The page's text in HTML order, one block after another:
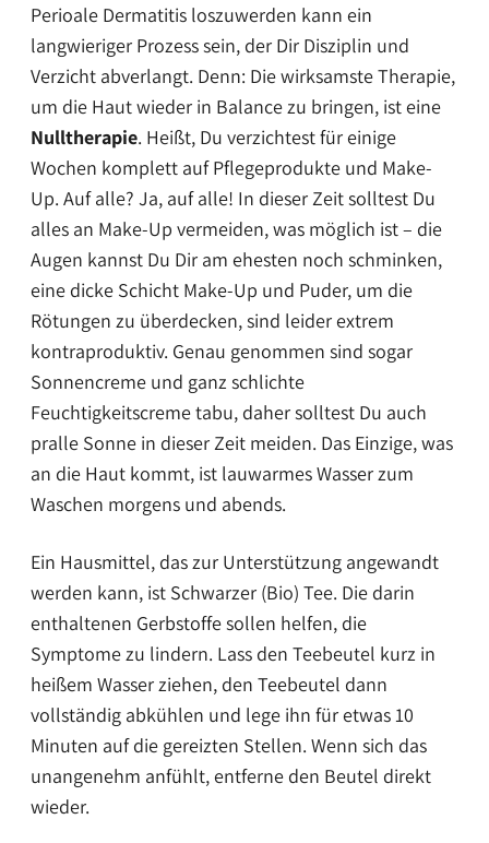
Perioale Dermatitis loszuwerden kann ein
langwieriger Prozess sein, der Dir Disziplin und
Verzicht abverlangt. Denn: Die wirksamste Therapie,
um die Haut wieder in Balance zu bringen, ist eine
Nulltherapie. Heißt, Du verzichtest für einige
Wochen komplett auf Pflegeprodukte und Make-
Up. Auf alle? Ja, auf alle! In dieser Zeit solltest Du
alles an Make-Up vermeiden, was möglich ist – die
Augen kannst Du Dir am ehesten noch schminken,
eine dicke Schicht Make-Up und Puder, um die
Rötungen zu überdecken, sind leider extrem
kontraproduktiv. Genau genommen sind sogar
Sonnencreme und ganz schlichte
Feuchtigkeitscreme tabu, daher solltest Du auch
pralle Sonne in dieser Zeit meiden. Das Einzige, was
an die Haut kommt, ist lauwarmes Wasser zum
Waschen morgens und abends.
Ein Hausmittel, das zur Unterstützung angewandt
werden kann, ist Schwarzer (Bio) Tee. Die darin
enthaltenen Gerbstoffe sollen helfen, die
Symptome zu lindern. Lass den Teebeutel kurz in
heißem Wasser ziehen, den Teebeutel dann
vollständig abkühlen und lege ihn für etwas 10
Minuten auf die gereizten Stellen. Wenn sich das
unangenehm anfühlt, entferne den Beutel direkt
wieder.